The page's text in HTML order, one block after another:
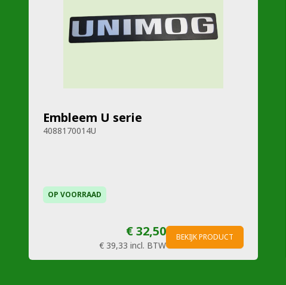
Embleem U serie
4088170014U
OP VOORRAAD
€ 32,50
€ 39,33 incl. BTW
BEKIJK PRODUCT